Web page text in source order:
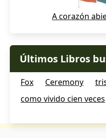
A corazón
Últimos Libros
Fox Ceremony
como vivido cien veces